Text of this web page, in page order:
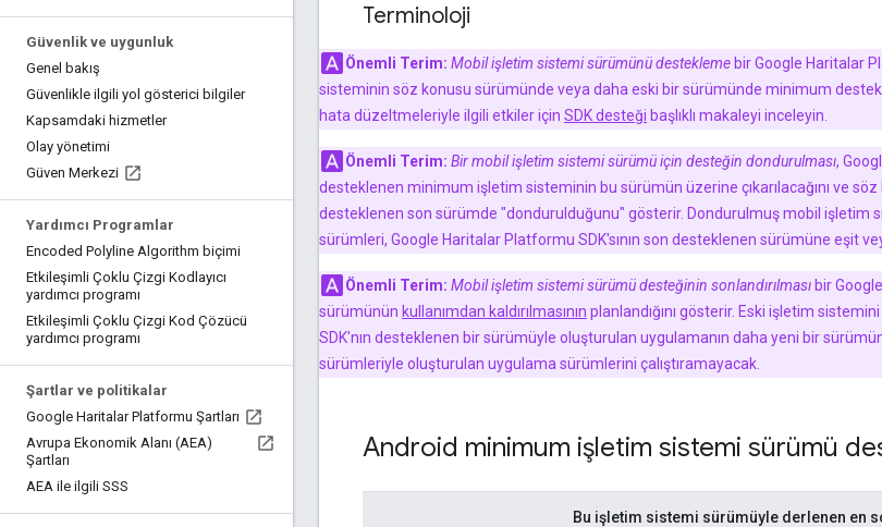
Güvenlik ve uygunluk
Genel bakış
Güvenlikle ilgili yol gösterici bilgiler
Kapsamdaki hizmetler
Olay yönetimi
Güven Merkezi
Yardımcı Programlar
Encoded Polyline Algorithm biçimi
Etkileşimli Çoklu Çizgi Kodlayıcı
yardımcı programı
Etkileşimli Çoklu Çizgi Kod Çözücü
yardımcı programı
Şartlar ve politikalar
Google Haritalar Platformu Şartları
Avrupa Ekonomik Alanı (AEA)
Şartları
AEA ile ilgili SSS
Terminoloji
Önemli Terim: Mobil işletim sistemi sürümünü destekleme bir Google Haritalar
sisteminin söz konusu sürümünde veya daha eski bir sürümünde minimum
hata düzeltmeleriyle ilgili etkiler için SDK desteği başlıklı makaleyi inceleyin.
Önemli Terim: Bir mobil işletim sistemi sürümü için desteğin dondurulması,
desteklenen minimum işletim sisteminin bu sürümün üzerine çıkarılacağını ve
desteklenen son sürümde "dondurulduğunu" gösterir. Dondurulmuş mobil
sürümleri, Google Haritalar Platformu SDK'sının son desteklenen sürümüne eşit
Önemli Terim: Mobil işletim sistemi sürümü desteğinin sonlandırılması bir
sürümünün kullanımdan kaldırılmasının planlandığını gösterir. Eski işletim
SDK'nın desteklenen bir sürümüyle oluşturulan uygulamanın daha yeni bir
sürümleriyle oluşturulan uygulama sürümlerini çalıştıramayacak.
Android minimum işletim sistemi sürümü
Bu işletim sistemi sürümüyle derlenen en